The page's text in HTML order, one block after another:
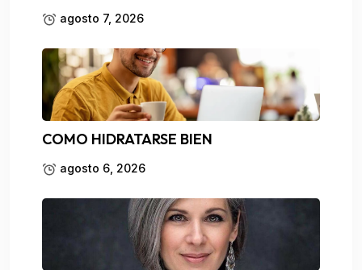
agosto 7, 2026
COMO HIDRATARSE BIEN
agosto 6, 2026